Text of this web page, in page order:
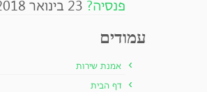
פנסיה? 23 בינואר 2018
עמודים
אמנת שירות
דף הבית